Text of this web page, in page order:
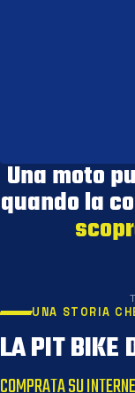
Una moto
quando la
UNA STORIA
LA PIT BIKE
COMPRATA SU